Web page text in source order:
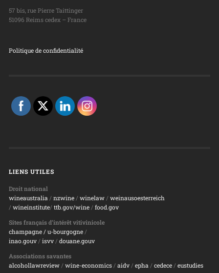
57 bis, rue Pierre Taittinger
51096 Reims cedex – France
Politique de confidentialité
LIENS UTILES
Droit national
wineaustralia / nzwine/ winelaw/ weinausoesterreich
/ wineinstitute/ ttb.gov/wine/ food.gov
Sites français d’intérêt vitivinicole
champagne/ u-bourgogne/
inao.gouv/ isvv/ douane.gouv
Associations savantes
alcohollawreview/ wine-economics/ aidv/ epha / cedece/ eustudies